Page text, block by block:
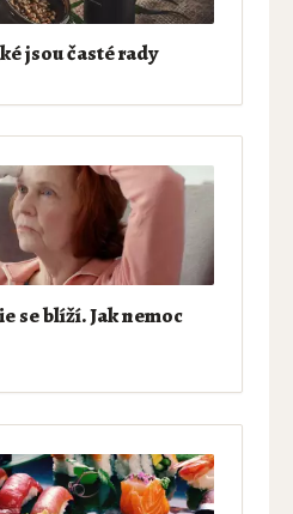
jsou časté rady
se blíží. Jak nemoc